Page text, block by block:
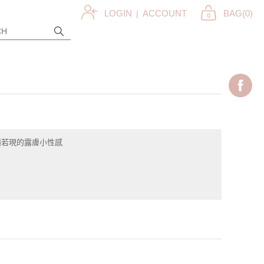
LOGIN | ACCOUNT BAG(0)
現的露膚小性感